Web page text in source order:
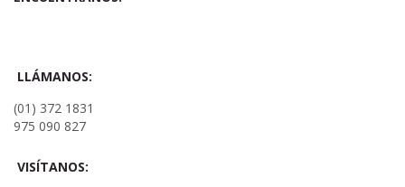
LLÁMANOS:
(01) 372 1831
975 090 827
VISÍTANOS: